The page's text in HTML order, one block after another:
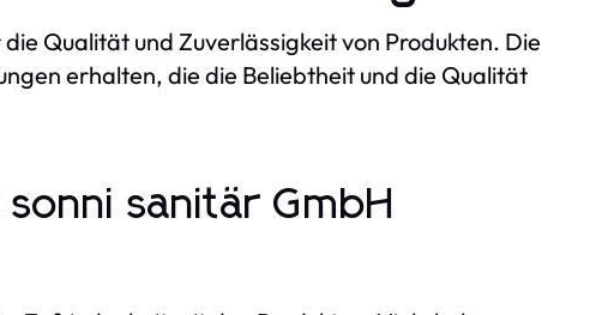
Qualität und Zuverlässigkeit von Produkten. Die
erhalten, die die Beliebtheit und die Qualität
sanitär GmbH